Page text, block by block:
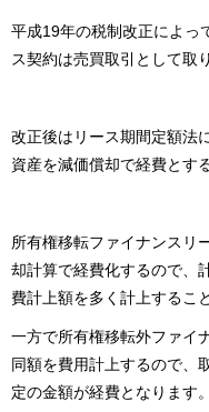
平成19年の税制改正によっ
ス契約は売買取引として取
改正後はリース期間定額法
資産を減価償却で経費とす
所有権移転ファイナンスリ
却計算で経費化するので、
費計上額を多く計上するこ
一方で所有権移転外ファイ
同額を費用計上するので、
定の金額が経費となります。